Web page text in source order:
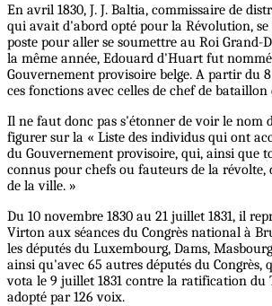
En avril 1830, J. J. Baltia, commissaire de
qui avait d'abord opté pour la Révolution,
poste pour aller se soumettre au Roi Grand-
la même année, Edouard d'Huart fut
Gouvernement provisoire belge. A partir du
ces fonctions avec celles de chef de
Il ne faut donc pas s'étonner de voir le nom
figurer sur la « Liste des individus qui ont
du Gouvernement provisoire, qui, ainsi que
connus pour chefs ou fauteurs de la révolte,
de la ville. »
Du 10 novembre 1830 au 21 juillet 1831, il
Virton aux séances du Congrès national à
les députés du Luxembourg, Dams,
ainsi qu'avec 65 autres députés du
vota le 9 juillet 1831 contre la ratification du
adopté par 126 voix.